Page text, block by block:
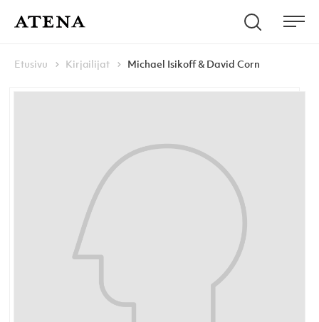
Atena Kustannus Hae
Navigoi
Etusivu
Kirjailijat Michael Isikoff & David Corn